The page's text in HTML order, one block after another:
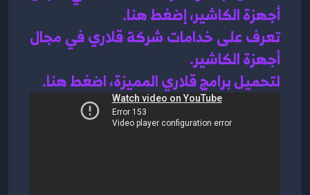
أجهزة الكاشير، إضغط هنا.
أجهزة الكاشير.
لتحميل برامج قلاري المميزة، اضغط هنا.